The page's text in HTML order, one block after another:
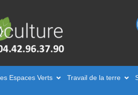
Espaces Verts Travail de la terre